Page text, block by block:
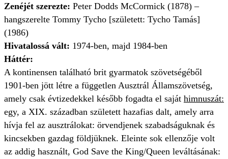
Zenéjét szerezte: Peter Dodds McCormick (1878) –
hangszerelte Tommy Tycho [született: Tycho Tamás]
(1986)
Hivatalossá vált: 1974-ben, majd 1984-ben
Háttér:
A kontinensen található brit gyarmatok szövetségéből
1901-ben jött létre a független Ausztrál Államszövetség,
amely csak évtizedekkel később fogadta el saját himnuszát:
egy, a XIX. században született hazafias dalt, amely arra
hívja fel az ausztrálokat: örvendjenek szabadságuknak és
kincsekben gazdag földjüknek. Eleinte sok ellenzője volt
az addig használt, God Save the King/Queen leváltásának: